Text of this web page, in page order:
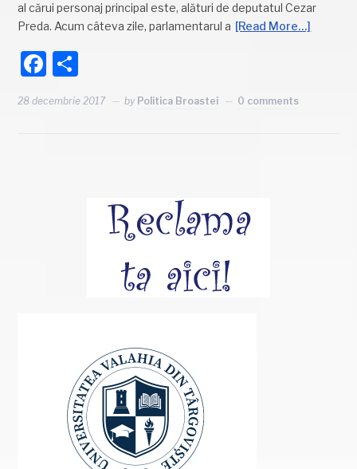
al cărui personaj principal este, alături de deputatul Cezar
Preda. Acum câteva zile, parlamentarul a [Read More…]
Facebook
28 decembrie 2017 by Politica Broastei 0 comments